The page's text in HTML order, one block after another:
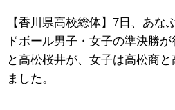
【香川県高校総体】7日、あな
ドボール男子・女子の準決勝
と高松桜井が、女子は高松商
ました。